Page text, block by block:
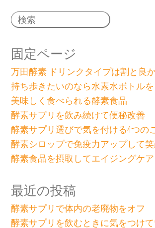
固定ページ
万田酵素 ドリンクタイプは割と良
持ち歩きたいのなら水素水ボトルを
美味しく食べられる酵素食品
酵素サプリを飲み続けて便秘改善
酵素サプリ選びで気を付ける4つの
酵素シロップで免疫力アップして
酵素食品を摂取してエイジングケア
最近の投稿
酵素サプリで体内の老廃物をオフ
酵素サプリを飲むときに気をつけ